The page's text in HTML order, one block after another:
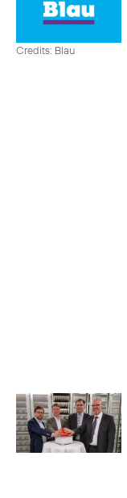
Credits: Blau